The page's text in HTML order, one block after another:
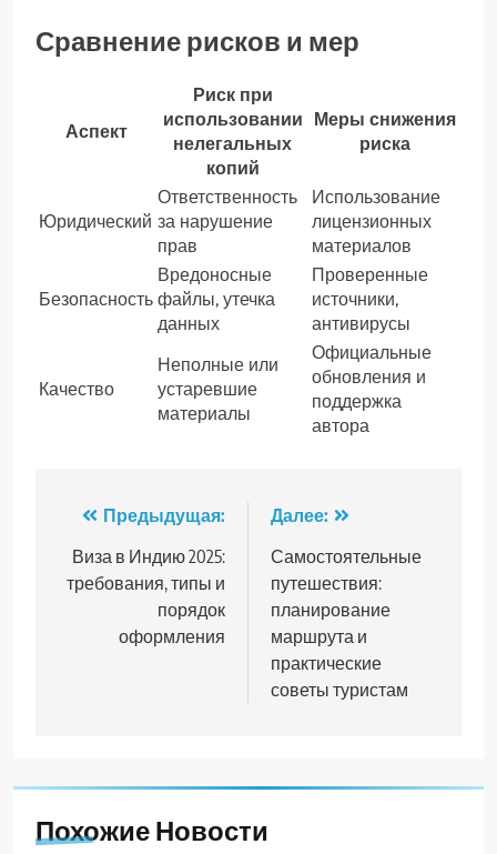
Сравнение рисков и мер
Аспект
Риск при
использовании
нелегальных
копий
Меры снижения
риска
Юридический
Ответственность
за нарушение
прав
Использование
лицензионных
материалов
Безопасность
Вредоносные
файлы, утечка
данных
Проверенные
источники,
антивирусы
Качество
Неполные или
устаревшие
материалы
Официальные
обновления и
поддержка
автора
Навигация
по
записям
Предыдущая:
Виза в Индию 2025:
требования, типы и
порядок
оформления
Далее:
Самостоятельные
путешествия:
планирование
маршрута и
практические
советы туристам
Похожие Новости